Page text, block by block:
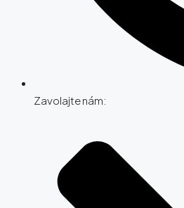
Zavolajte nám: